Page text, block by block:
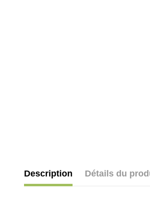
Description Détails du